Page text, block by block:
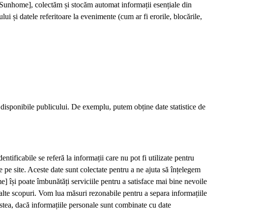
colectăm și stocăm automat informații esențiale din
și datele referitoare la evenimente (cum ar fi erorile, blocările,
publicului. De exemplu, putem obține date statistice de
se referă la informații care nu pot fi utilizate pentru
site. Aceste date sunt colectate pentru a ne ajuta să înțelegem
își poate îmbunătăți serviciile pentru a satisface mai bine nevoile
scopuri. Vom lua măsuri rezonabile pentru a separa informațiile
dacă informațiile personale sunt combinate cu date